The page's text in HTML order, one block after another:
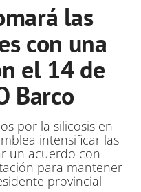
las
con una
el 14 de
Barco
por la silicosis en
intensificar las
un acuerdo con
para mantener
provincial